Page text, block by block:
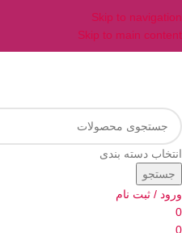
Skip to navigation
Skip to main content
انتخاب دسته بندی
جستجو
ورود / ثبت نام
0
0